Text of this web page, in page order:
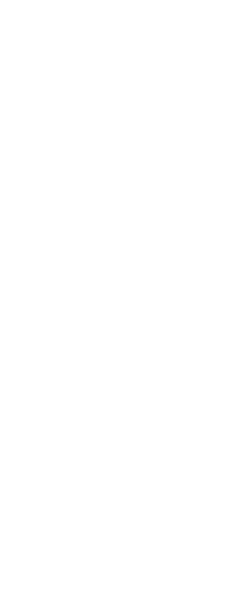
招聘信息】-重庆智联招聘
货人备案_进口食品海关
卷款跑了！！！！_报料_
购-石家庄乐居网
城
庆智联招聘
办理】价格,厂家,
-重庆赶集网
限公司招聘】-重庆赶
山乐居网
认证】价格_厂家_图
交_查查吧
场办公；当场拍板；月底解
微信:ugucci】香奈尔
开还可以吗？哟啊办什么
搜狐焦点
同,外加请教工作问题。
加洲光）-Powered
企业被依法吊销营业执照